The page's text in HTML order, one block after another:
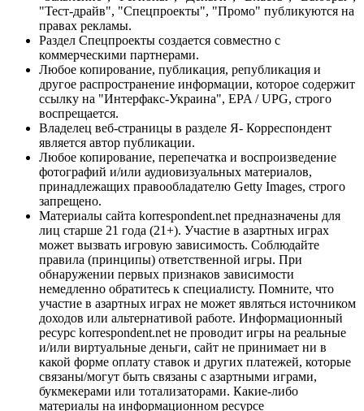
"Тест-драйв", "Спецпроекты", "Промо" публикуются на
правах рекламы.
Раздел Спецпроекты создается совместно с
коммерческими партнерами.
Любое копирование, публикация, републикация и
другое распространение информации, которое содержит
ссылку на "Интерфакс-Украина", EPA / UPG, строго
воспрещается.
Владелец веб-страницы в разделе Я- Корреспондент
является автор публикации.
Любое копирование, перепечатка и воспроизведение
фотографий и/или аудиовизуальных материалов,
принадлежащих правообладателю Getty Images, строго
запрещено.
Материалы сайта korrespondent.net предназначены для
лиц старше 21 года (21+). Участие в азартных играх
может вызвать игровую зависимость. Соблюдайте
правила (принципы) ответственной игры. При
обнаружении первых признаков зависимости
немедленно обратитесь к специалисту. Помните, что
участие в азартных играх не может являться источником
доходов или альтернативой работе. Информационный
ресурс korrespondent.net не проводит игры на реальные
и/или виртуальные деньги, сайт не принимает ни в
какой форме оплату ставок и других платежей, которые
связаны/могут быть связаны с азартными играми,
букмекерами или тотализаторами. Какие-либо
материалы на информационном ресурсе